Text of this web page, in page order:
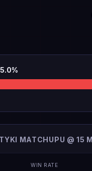
%
MATCHUPU @ 15
WIN RATE